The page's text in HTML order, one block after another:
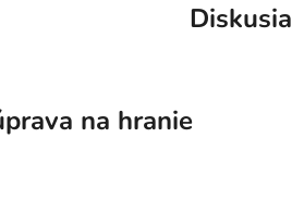
Diskusia
na hranie